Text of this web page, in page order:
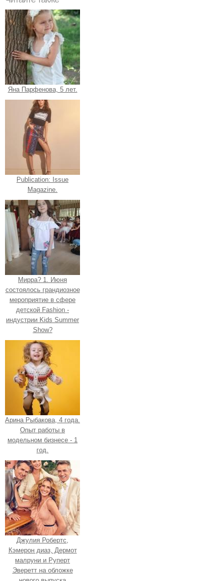
Яна Парфенова, 5 лет.
Publication: Issue
Magazine.
Мирра? 1. Июня
состоялось грандиозное
мероприятие в сфере
детской Fashion -
индустрии Kids Summer
Show?
Арина Рыбакова, 4 года.
Опыт работы в
модельном бизнесе - 1
год.
Джулия Робертс,
Кэмерон диаз, Дермот
малруни и Руперт
Эверетт на обложке